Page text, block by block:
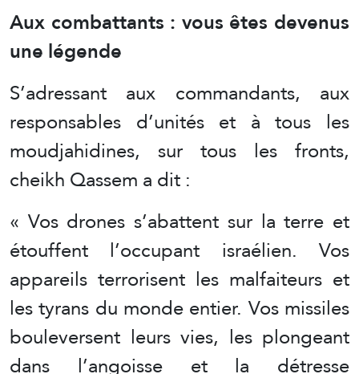
Aux combattants : vous êtes devenus
une légende
S’adressant aux commandants, aux
responsables d’unités et à tous les
moudjahidines, sur tous les fronts,
cheikh Qassem a dit :
« Vos drones s’abattent sur la terre et
étouffent l’occupant israélien. Vos
appareils terrorisent les malfaiteurs et
les tyrans du monde entier. Vos missiles
bouleversent leurs vies, les plongeant
dans l’angoisse et la détresse